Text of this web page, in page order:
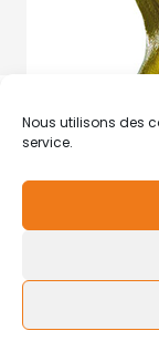
Nous utilisons des
service.